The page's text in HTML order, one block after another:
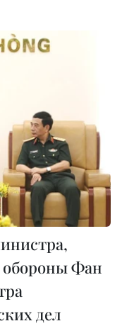
Фан
дел